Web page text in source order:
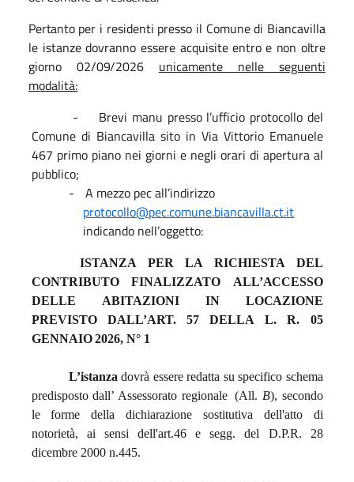
Pertanto per i residenti presso il Comune di Biancavilla
le istanze dovranno essere acquisiteentro e non oltre
giorno 02/09/2026 unicamente nelle seguenti
modalità:
-
Brevi manu presso l’ufficio protocollo del
Comune di Biancavilla sito in Via Vittorio Emanuele
467 primo piano nei giorni e negli orari di apertura al
pubblico;
-
A mezzo pec all’indirizzo
protocollo@pec.comune.biancavilla.ct.it
indicando nell’oggetto:
ISTANZA PER LA RICHIESTA
DEL
CONTRIBUTO
FINALIZZATO
ALL’ACCESSO
DELLE
ABITAZIONI INLOCAZIONE
PREVISTO
DALL’ART. 57 DELLA L.
R. 05
GENNAIO 2026, N° 1
L’istanzadovrà essere redatta su specifico schema
predisposto dall’ Assessorato regionale (All. B), secondo
le forme della dichiarazione sostitutiva dell'atto di
notorietà, ai sensi dell'art.46 e segg. del D.P.R. 28
dicembre 2000 n.445.